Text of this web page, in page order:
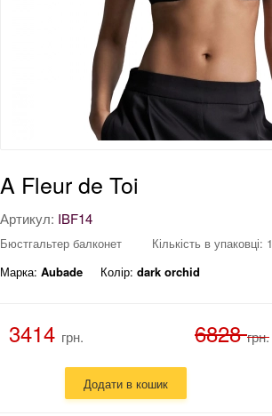
A Fleur de Toi
Артикул: IBF14
Бюстгальтер балконет
Кількість в упаковці: 1
Марка: Aubade Колір: dark orchid
3414 грн. 6828 грн.
Додати в кошик